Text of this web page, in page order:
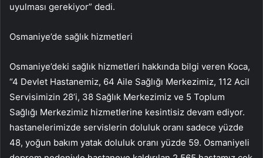
uyulması gerekiyor” dedi.
Osmaniye’de sağlık hizmetleri
Osmaniye’deki sağlık hizmetleri hakkında bilgi veren Koca,
“4 Devlet Hastanemiz, 64 Aile Sağlığı Merkezimiz, 112 Acil
Servisimizin 28’i, 38 Sağlık Merkezimiz ve 5 Toplum
Sağlığı Merkezimiz hizmetlerine kesintisiz devam ediyor.
hastanelerimizde servislerin doluluk oranı sadece yüzde
48, yoğun bakım yatak doluluk oranı yüzde 59. Osmaniyeli